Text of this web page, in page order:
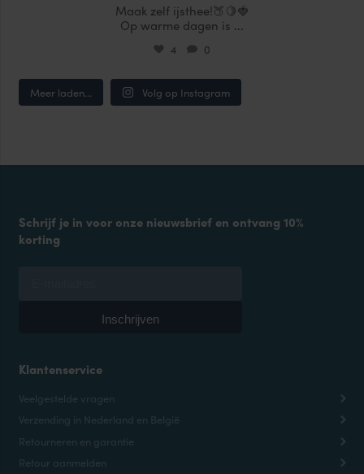
Maak zelf ijsthee!🍑🍋🍓
Op warme dagen is ...
4 0
Meer laden... Volg op Instagram
Klantenservice
Veelgestelde vragen
Verzending in Nederland en België
Retourneren en garantie
Retour aanmelden
Schrijf je in voor onze nieuwsbrief en ontvang 10%
korting